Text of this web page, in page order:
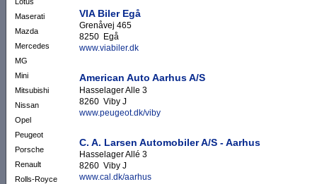
Maserati
Mazda
Mercedes
MG
Mini
Mitsubishi
Nissan
Opel
Peugeot
Porsche
Renault
Rolls-Royce
VIA Biler Egå
Grenåvej 465
8250 Egå
www.viabiler.dk
American Auto Aarhus A/S
Hasselager Alle 3
8260 Viby J
www.peugeot.dk/viby
C. A. Larsen Automobiler A/S - Aarhus
Hasselager Allé 3
8260 Viby J
www.cal.dk/aarhus